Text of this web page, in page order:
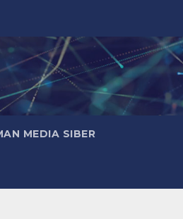
MEDIA SIBER